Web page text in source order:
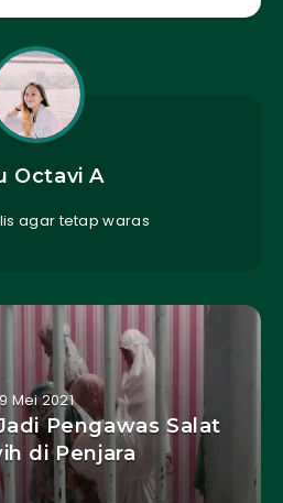
Octavi A
agar tetap waras
9 Mei 2021
Pengawas Salat
di Penjara